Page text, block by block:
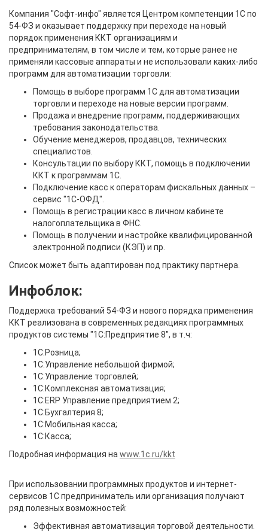
Компания "Софт-инфо" является Центром компетенции 1С по
54-ФЗ и оказывает поддержку при переходе на новый
порядок применения ККТ организациям и
предпринимателям, в том числе и тем, которые ранее не
применяли кассовые аппараты и не использовали каких-либо
программ для автоматизации торговли:
Помощь в выборе программ 1С для автоматизации
торговли и переходе на новые версии программ.
Продажа и внедрение программ, поддерживающих
требования законодательства.
Обучение менеджеров, продавцов, технических
специалистов.
Консультации по выбору ККТ, помощь в подключении
ККТ к программам 1С.
Подключение касс к операторам фискальных данных –
сервис "1С-ОФД".
Помощь в регистрации касс в личном кабинете
налогоплательщика в ФНС.
Помощь в получении и настройке квалифицированной
электронной подписи (КЭП) и пр.
Список может быть адаптирован под практику партнера.
Инфоблок:
Поддержка требований 54-ФЗ и нового порядка применения
ККТ реализована в современных редакциях программных
продуктов системы "1С:Предприятие 8", в т.ч:
1С:Розница;
1С:Управление небольшой фирмой;
1С:Управление торговлей;
1С:Комплексная автоматизация;
1С:ERP Управление предприятием 2;
1С:Бухгалтерия 8;
1С:Мобильная касса;
1С:Касса;
Подробная информация на www.1c.ru/kkt
При использовании программных продуктов и интернет-
сервисов 1С предприниматель или организация получают
ряд полезных возможностей:
Эффективная автоматизация торговой деятельности.